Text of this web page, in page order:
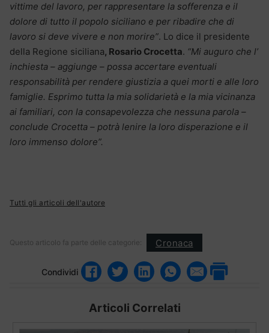
vittime del lavoro, per rappresentare la sofferenza e il
dolore di tutto il popolo siciliano e per ribadire che di
lavoro si deve vivere e non morire”. Lo dice il presidente
della Regione siciliana, Rosario Crocetta. “Mi auguro che l’
inchiesta – aggiunge – possa accertare eventuali
responsabilità per rendere giustizia a quei morti e alle loro
famiglie. Esprimo tutta la mia solidarietà e la mia vicinanza
ai familiari, con la consapevolezza che nessuna parola –
conclude Crocetta – potrà lenire la loro disperazione e il
loro immenso dolore”.
Tutti gli articoli dell'autore
Questo articolo fa parte delle categorie: Cronaca
Condividi
Articoli Correlati